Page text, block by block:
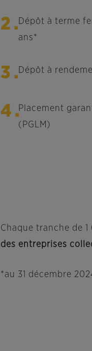
2.Dépôt à terme
ans*
3.Dépôt à
4.Placement
(PGLM)
Chaque tranche de
des entreprises
*au 31 décembre